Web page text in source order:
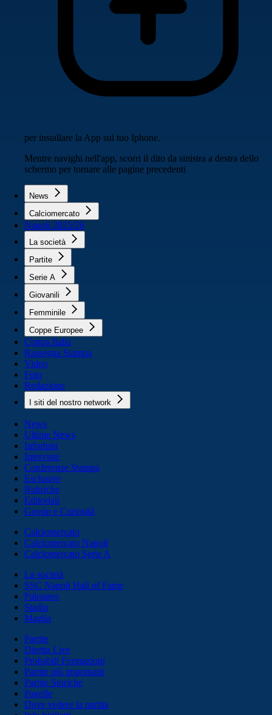
per installare la App sul tuo Iphone.
Mentre navighi nell'app, scorri il dito da sinistra a destra dello
schermo per tornare alle pagine precedenti
News
Calciomercato
Napoli 2025/26
La società
Partite
Serie A
Giovanili
Femminile
Coppe Europee
Coppa Italia
Rassegna Stampa
Video
Foto
Redazione
I siti del nostro network
News
Ultime News
Infortuni
Interviste
Conferenze Stampa
Esclusive
Rubriche
Editoriali
Gossip e Curiosità
Calciomercato
Calciomercato Napoli
Calciomercato Serie A
La società
SSC Napoli Hall of Fame
Palmares
Stadio
Maglia
Partite
Diretta Live
Probabili Formazioni
Partite più importanti
Partite Storiche
Pagelle
Dove vedere la partita